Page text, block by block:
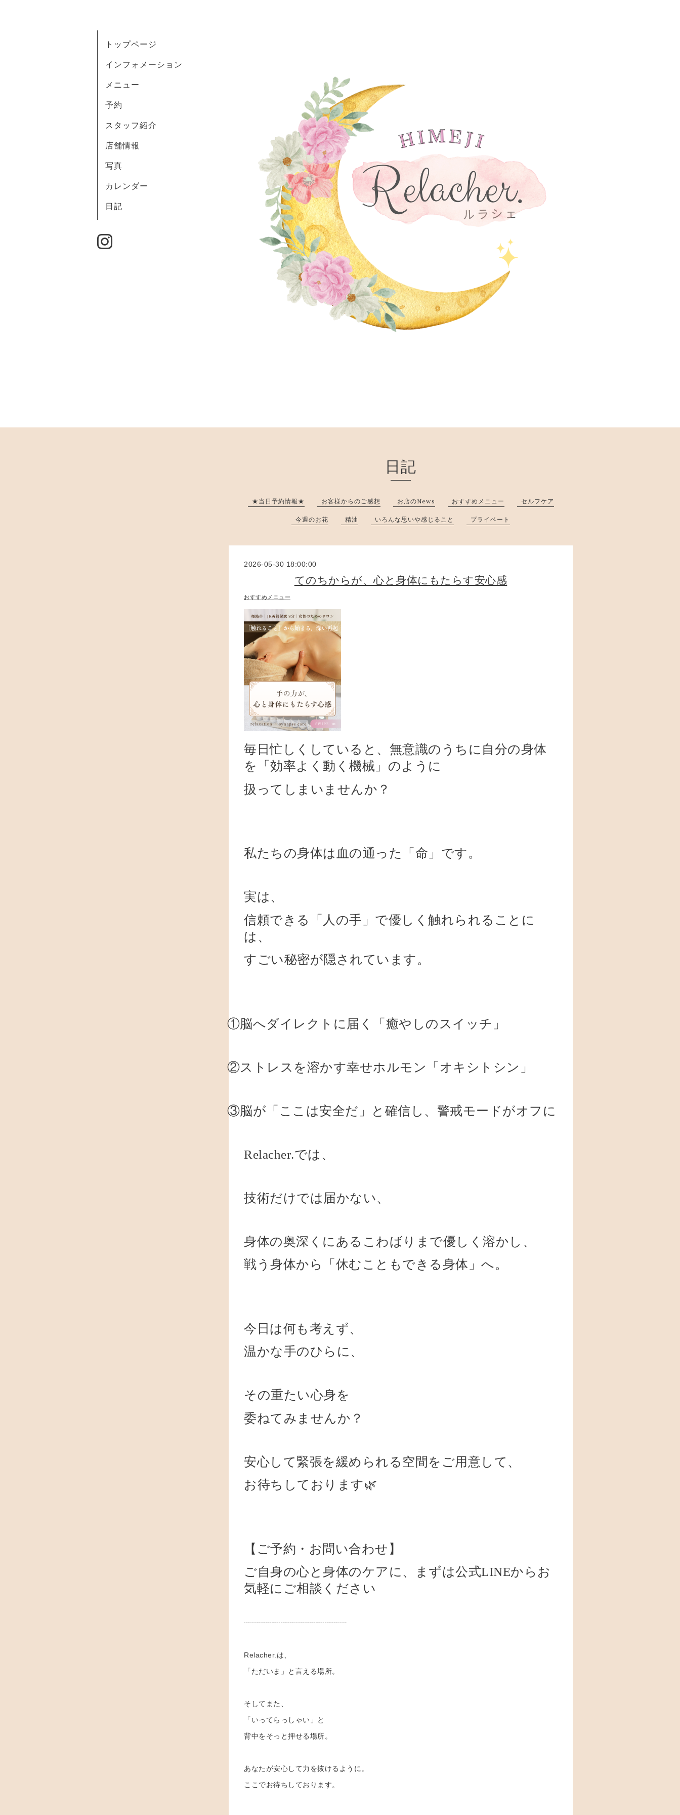
トップページ
インフォメーション
メニュー
予約
スタッフ紹介
店舗情報
写真
カレンダー
日記
日記
★当日予約情報★ お客様からのご感想 お店のNews おすすめメニュー セルフケア
今週のお花 精油 いろんな思いや感じること プライベート
2026-05-30 18:00:00
てのちからが、心と身体にもたらす安心感
おすすめメニュー
毎日忙しくしていると、 無意識のうちに自分の身体
を
「効率よく動く機械」のように
扱ってしまいませんか？
私たちの身体は血の通った「命」です。
実は、
信頼できる「人の手」で優しく触れられることに
は、
すごい秘密が隠されています。
①脳へダイレクトに届く「癒やしのスイッチ」
②ストレスを溶かす幸せホルモン「オキシトシン」
③脳が「ここは安全だ」と確信し、警戒モードがオフに
Relacher.では、
技術だけでは届かない、
身体の奥深くにあるこわばりまで優しく溶かし、
戦う身体から「休むこともできる身体」へ。
今日は何も考えず、
温かな手のひらに、
その重たい心身を
委ねてみませんか？
安心して緊張を緩められる空間をご用意して、
お待ちしております🌿
【ご予約・お問い合わせ】
ご自身の心と身体のケアに、まずは公式LINEからお
気軽にご相談ください
┈┈┈┈┈┈┈┈┈┈┈┈┈┈
Relacher.は、
「ただいま」と言える場所。
そしてまた、
「いってらっしゃい」と
背中をそっと押せる場所。
あなたが安心して力を抜けるように。
ここでお待ちしております。